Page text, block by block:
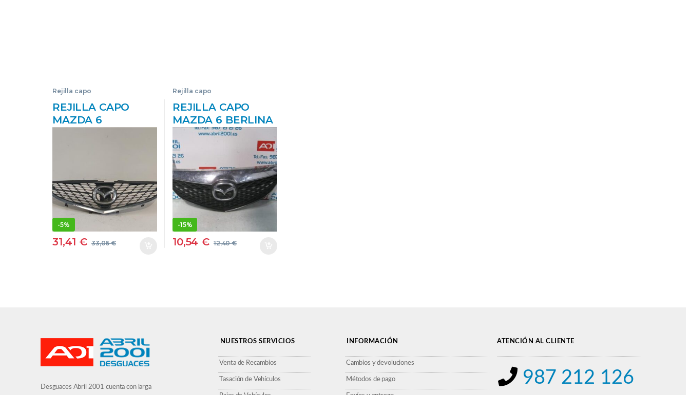
Rejilla capo
REJILLA CAPO
MAZDA 6
DELANTERA
RADIADOR CAPOT
DELANTERA
-5%
31,41 € 33,06€
Rejilla capo
REJILLA CAPO
MAZDA 6 BERLINA
(GG)(2002->) 2.0 DI
D/ RF – #PROV#
DRFPROV GRIS
-15%
10,54 € 12,40€
Desguaces Abril 2001 cuenta con larga
NUESTROS SERVICIOS
Venta de Recambios
Tasación de Vehículos
INFORMACIÓN
Cambios y devoluciones
Métodos de pago
ATENCIÓN AL CLIENTE
987 212 126